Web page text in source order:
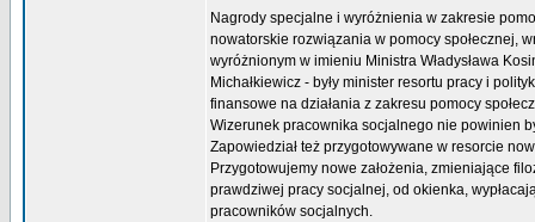
Nagrody specjalne i wyróżnienia w zakresie
nowatorskie rozwiązania w pomocy społecznej,
wyróżnionym w imieniu Ministra Władysława
Michałkiewicz - były minister resortu pracy i
finansowe na działania z zakresu pomocy
Wizerunek pracownika socjalnego nie powinien
Zapowiedział też przygotowywane w resorcie
Przygotowujemy nowe założenia, zmieniające
prawdziwej pracy socjalnej, od okienka,
pracowników socjalnych.